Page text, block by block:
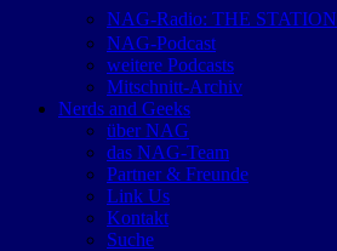
NAG-Radio: THE STATION
NAG-Podcast
weitere Podcasts
Mitschnitt-Archiv
Nerds and Geeks
über NAG
das NAG-Team
Partner & Freunde
Link Us
Kontakt
Suche